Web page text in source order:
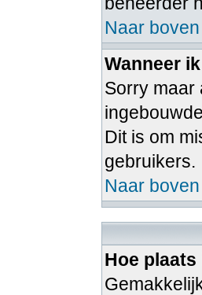
Naar boven
Wanneer
Sorry maar
Dit is om
gebruikers.
Naar boven
Hoe